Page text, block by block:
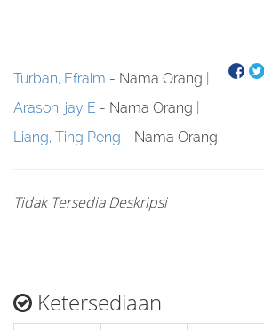
Turban, Efraim - Nama Orang
Arason, jay E - Nama Orang
Liang, Ting Peng - Nama Orang
Tidak Tersedia Deskripsi
Ketersediaan